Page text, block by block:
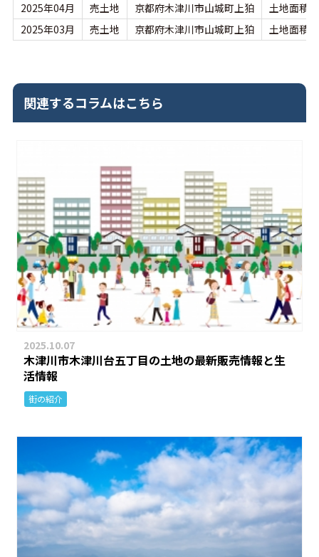
2025年04月
売土地 京都府木津川市山城町上狛
土地面積
2025年03月
売土地 京都府木津川市山城町上狛 土地面積
関連するコラムはこちら
2025.10.07
木津川市木津川台五丁目の土地の最新販売情報と生
活情報
街の紹介